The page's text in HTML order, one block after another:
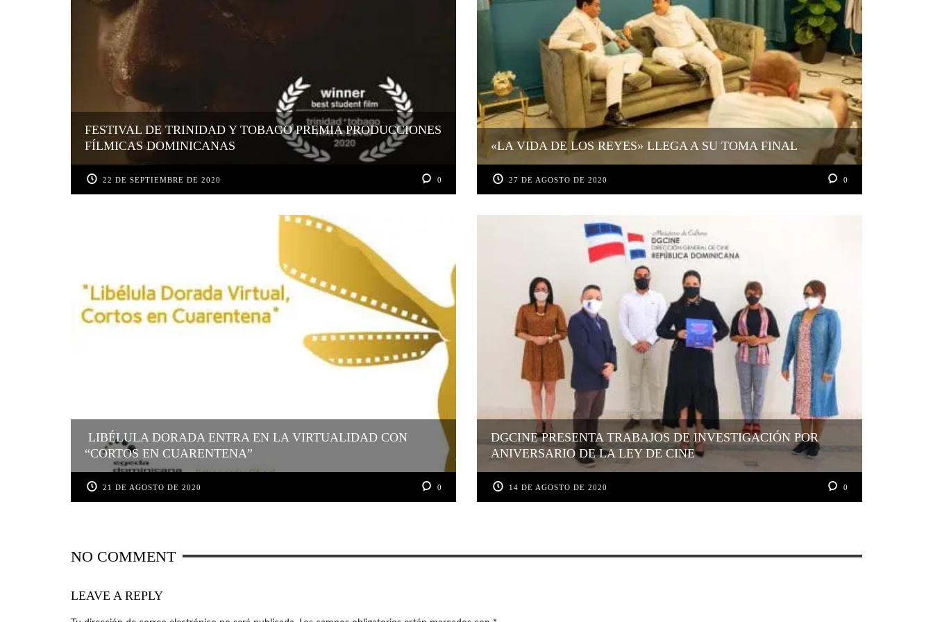
FESTIVAL DE TRINIDAD Y TOBAGO PREMIA PRODUCCIONES
FÍLMICAS DOMINICANAS
22 DE SEPTIEMBRE DE 2020 0
«LA VIDA DE LOS REYES» LLEGA A SU TOMA FINAL
27 DE AGOSTO DE 2020 0
LIBÉLULA DORADA ENTRA EN LA VIRTUALIDAD CON
“CORTOS EN CUARENTENA”
21 DE AGOSTO DE 2020 0
DGCINE PRESENTA TRABAJOS DE INVESTIGACIÓN POR
ANIVERSARIO DE LA LEY DE CINE
14 DE AGOSTO DE 2020 0
NO COMMENT
LEAVE A REPLY